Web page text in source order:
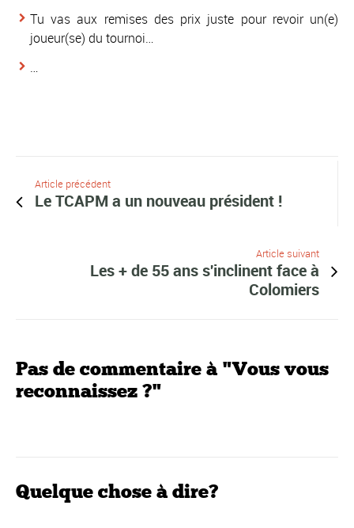
Tu vas aux remises des prix juste pour revoir un(e)
joueur(se) du tournoi…
…
Article précédent
Le TCAPM a un nouveau président !
Article suivant
Les + de 55 ans s'inclinent face à
Colomiers
Pas de commentaire à "Vous vous
reconnaissez ?"
Quelque chose à dire?